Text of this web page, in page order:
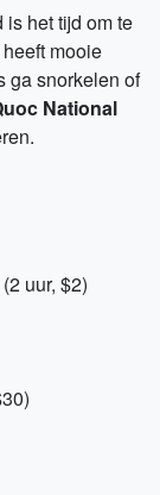
het tijd om te
mooie
ga snorkelen of
National
uur, $2)